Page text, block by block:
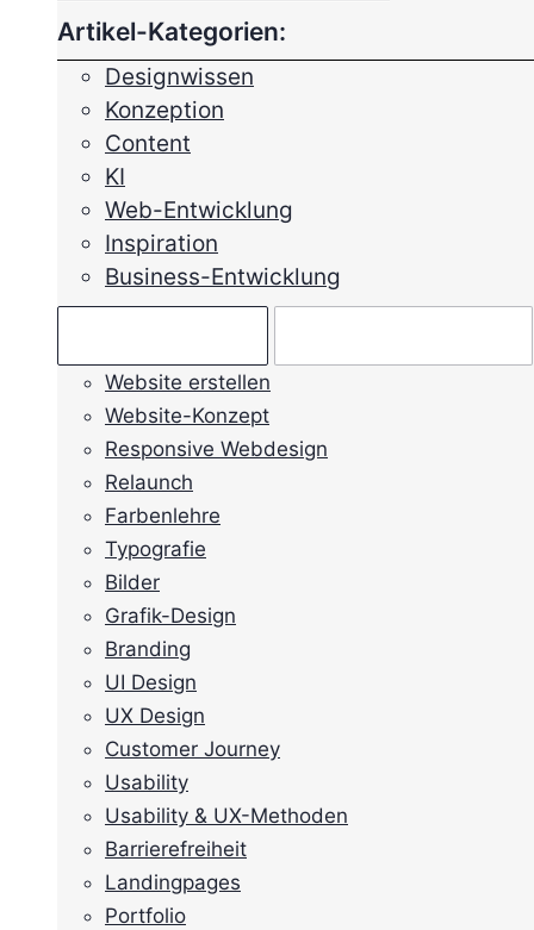
Artikel-Kategorien:
Designwissen
Konzeption
Content
KI
Web-Entwicklung
Inspiration
Business-Entwicklung
Website erstellen
Website-Konzept
Responsive Webdesign
Relaunch
Farbenlehre
Typografie
Bilder
Grafik-Design
Branding
UI Design
UX Design
Customer Journey
Usability
Usability & UX-Methoden
Barrierefreiheit
Landingpages
Portfolio